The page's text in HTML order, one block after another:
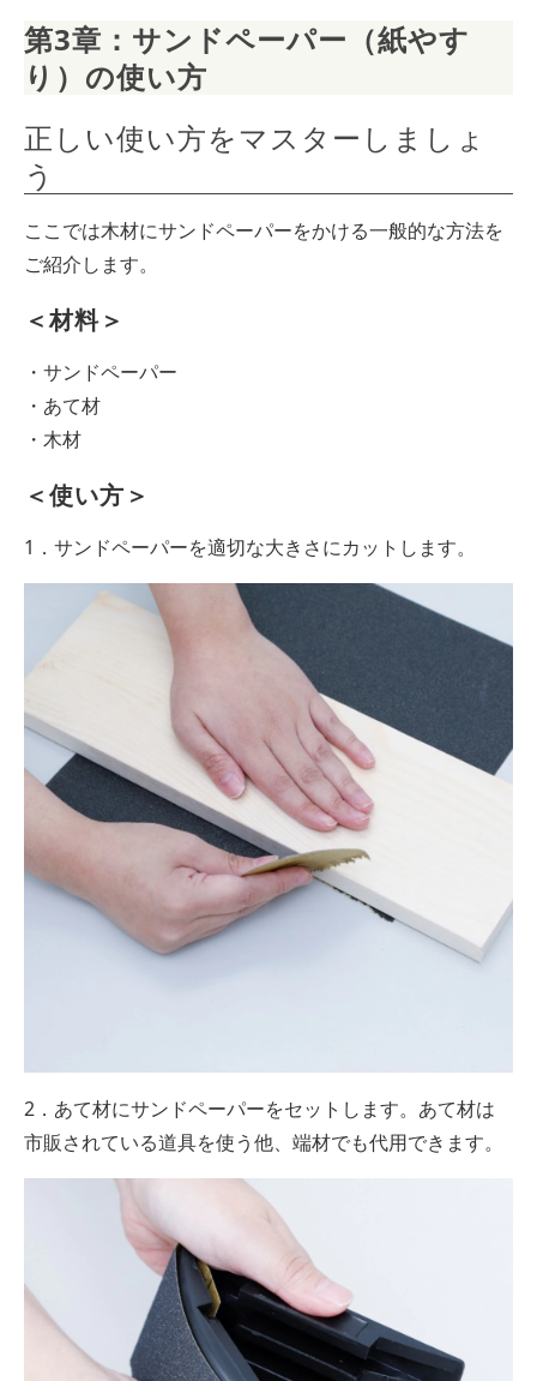
第3章：サンドペーパー（紙やす
り）の使い方
正しい使い方をマスターしましょ
う
ここでは木材にサンドペーパーをかける一般的な方法を
ご紹介します。
＜材料＞
・サンドペーパー
・あて材
・木材
＜使い方＞
1．サンドペーパーを適切な大きさにカットします。
2．あて材にサンドペーパーをセットします。あて材は
市販されている道具を使う他、端材でも代用できます。